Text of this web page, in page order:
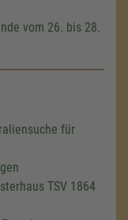
vom 26. bis 28.
für
TSV 1864